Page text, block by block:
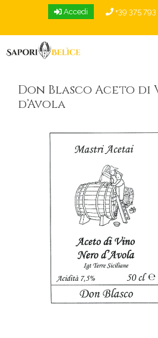
Accedi +39 375
Don Blasco Aceto di
d’Avola